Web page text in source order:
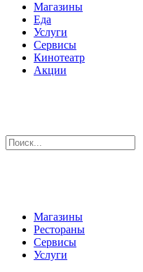
Магазины
Еда
Услуги
Сервисы
Кинотеатр
Акции
Магазины
Рестораны
Сервисы
Услуги